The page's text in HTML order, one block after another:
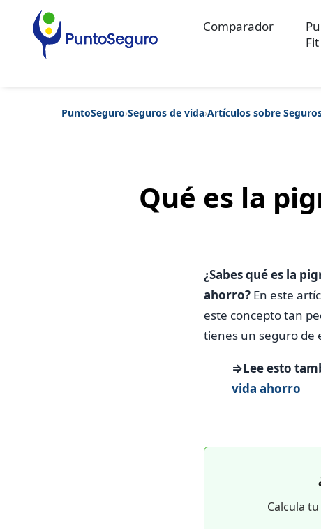
Artículos sobre la Jubilación
Comparador
Fit
PuntoSeguro›Seguros de vida›Artículos sobre
Qué es la
¿Sabes qué es la
ahorro? En este
este concepto tan
tienes un seguro de
⇒Lee esto
vida ahorro
Calcula